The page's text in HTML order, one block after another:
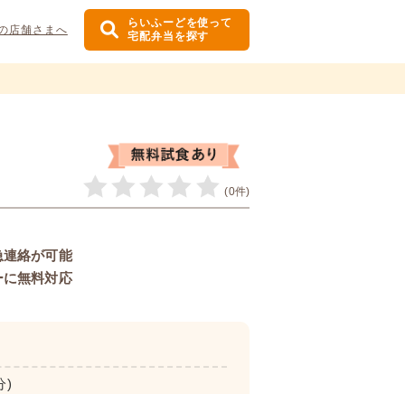
店舗さまへ
らいふーどを使って
宅配弁当を探す
(0件)
絡が可能
無料対応
)